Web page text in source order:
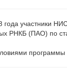
участники
РНКБ (ПАО) по
программы